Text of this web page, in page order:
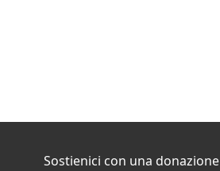
Sostienici con una donazione